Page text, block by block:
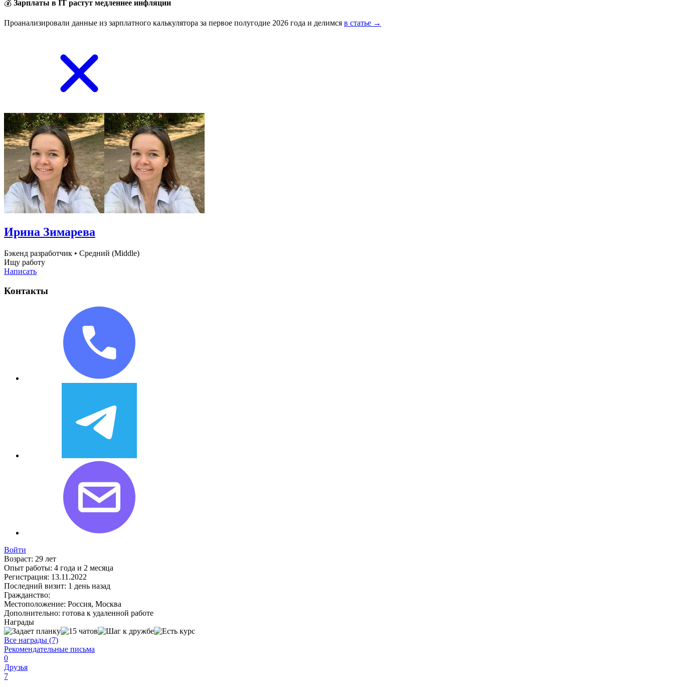
💰 Зарплаты в IT растут медленнее инфляции
Проанализировали данные из зарплатного калькулятора за первое полугодие 2026 года и делимся в статье →
Ирина Зимарева
Бэкенд разработчик • Средний (Middle)
Ищу работу
Написать
Контакты
Войти
Возраст: 29 лет
Опыт работы: 4 года и 2 месяца
Регистрация: 13.11.2022
Последний визит: 1 день назад
Гражданство:
Местоположение: Россия, Москва
Дополнительно: готова к удаленной работе
Награды
Все награды (7)
Рекомендательные письма
0
Друзья
7